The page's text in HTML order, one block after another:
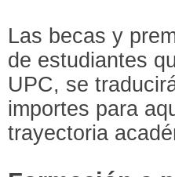
Las becas y
de estudiantes
UPC, se
importes para
trayectoria